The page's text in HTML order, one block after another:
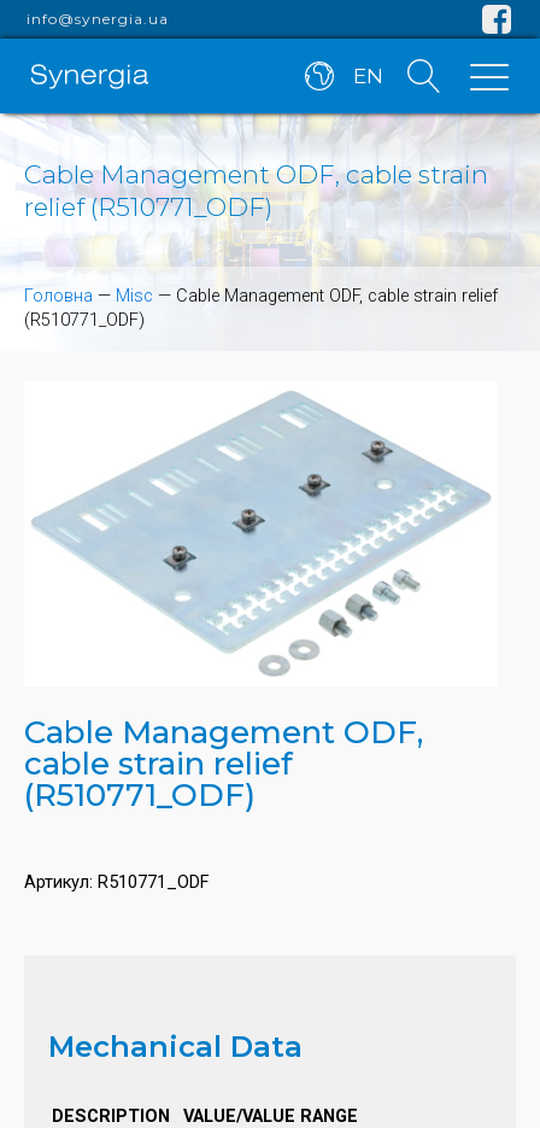
info@synergia.ua
EN
Cable Management ODF, cable strain
relief (R510771_ODF)
Головна — Misc — Cable Management ODF, cable strain relief
(R510771_ODF)
Cable Management ODF,
cable strain relief
(R510771_ODF)
Артикул: R510771_ODF
Mechanical Data
DESCRIPTION VALUE/VALUE RANGE